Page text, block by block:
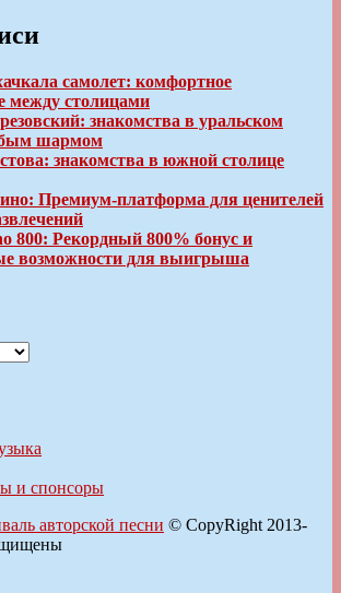
самолет: комфортное
между столицами
знакомства в уральском
шармом
знакомства в южной столице
Премиум-платформа для ценителей
800: Рекордный 800% бонус и
возможности для выигрыша
и спонсоры
авторской песни © CopyRight 2013-